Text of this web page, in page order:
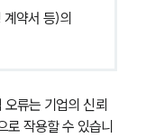
약서 등)의
류는 기업의 신뢰
로 작용할 수 있습니